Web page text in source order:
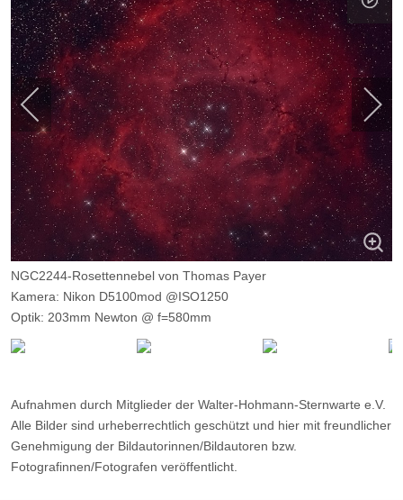
NGC2244-Rosettennebel von Thomas Payer
Kamera: Nikon D5100mod @ISO1250
Optik: 203mm Newton @ f=580mm
Belichtungszeit: 34 x 120s
Datum: ---
Aufnahmen durch Mitglieder der Walter-Hohmann-Sternwarte e.V.
Alle Bilder sind urheberrechtlich geschützt und hier mit freundlicher
Genehmigung der Bildautorinnen/Bildautoren bzw.
Fotografinnen/Fotografen veröffentlicht.